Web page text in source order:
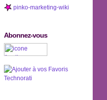
pinko-marketing-wiki
Abonnez-vous